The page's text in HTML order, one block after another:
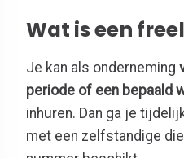
Wat is een
Je kan als onderneming
periode of een bepaald
inhuren. Dan ga je
met een zelfstandige